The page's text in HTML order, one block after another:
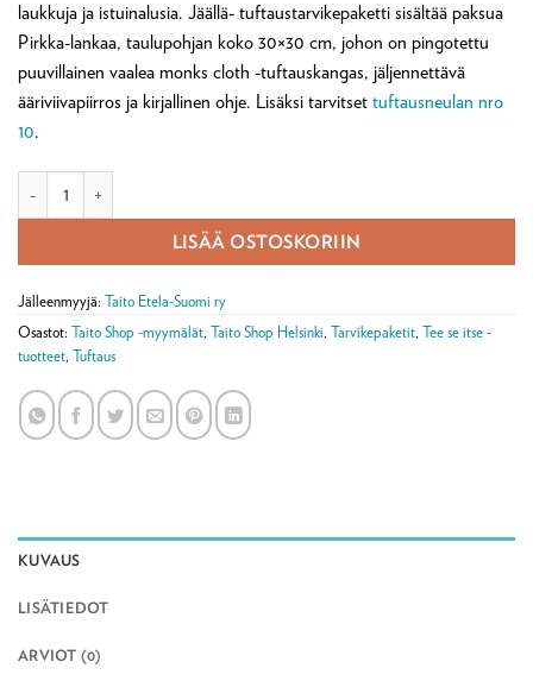
laukkuja ja istuinalusia. Jäällä- tuftaustarvikepaketti sisältää paksua
Pirkka-lankaa, taulupohjan koko 30×30 cm, johon on pingotettu
puuvillainen vaalea monks cloth -tuftauskangas, jäljennettävä
ääriviivapiirros ja kirjallinen ohje. Lisäksi tarvitset tuftausneulan nro
10.
LISÄÄ OSTOSKORIIN
Jälleenmyyjä: Taito Etela-Suomi ry
Osastot: Taito Shop -myymälät, Taito Shop Helsinki, Tarvikepaketit, Tee se itse -
tuotteet, Tuftaus
KUVAUS
LISÄTIEDOT
ARVIOT (0)